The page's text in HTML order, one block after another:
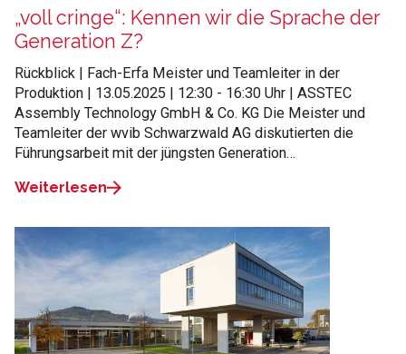
„voll cringe“: Kennen wir die Sprache der
Generation Z?
Rückblick | Fach-Erfa Meister und Teamleiter in der
Produktion | 13.05.2025 | 12:30 - 16:30 Uhr | ASSTEC
Assembly Technology GmbH & Co. KG Die Meister und
Teamleiter der wvib Schwarzwald AG diskutierten die
Führungsarbeit mit der jüngsten Generation…
Weiterlesen